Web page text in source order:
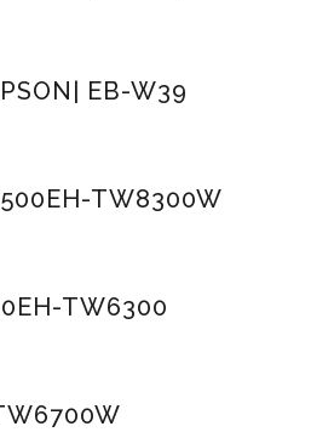
EB-W39
EH-TW8300W
EH-TW6300